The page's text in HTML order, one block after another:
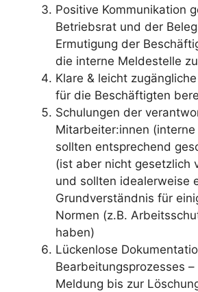
Positive Kommunikation
Betriebsrat und der
Ermutigung der
die interne Meldestelle
Klare & leicht
für die Beschäftigten
Schulungen der
Mitarbeiter:innen
sollten entsprechend
(ist aber nicht gesetzlich
und sollten idealerweise
Grundverständnis für
Normen (z.B.
haben)
Lückenlose
Bearbeitungsprozesses
Meldung bis zur